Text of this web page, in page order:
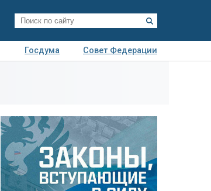
Госдума
Совет Федерации